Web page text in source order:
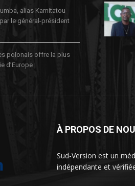
alias Kamitatou
le général-président
polonais offre la plus
d’Europe
À PROPOS DE
Sud-Version est un
indépendante et